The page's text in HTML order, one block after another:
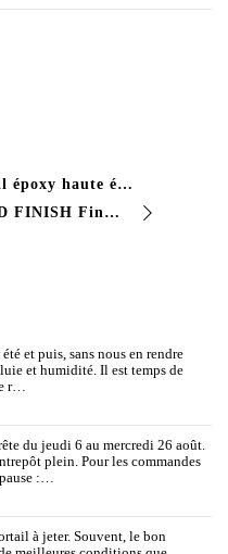
VIVEPOX HS #émail époxy haute épaisseur # peinture époxy bi-composant adaptée aux revêtements d’étanchéité et de protection d’une épaisseur de …
WATERWOOD WAXED FINISH Finition cirée à base d’eau pour le bois Finition cirée transparente adaptée à la protection des objets en bois exposés …
et puis, sans nous en rendre
et humidité. Il est temps de
r…
du jeudi 6 au mercredi 26 août.
plein. Pour les commandes
:…
à jeter. Souvent, le bon